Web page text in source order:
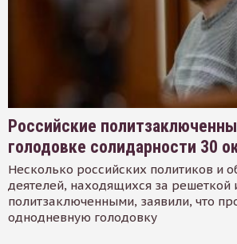
Российские
голодовке солидарности 30
Несколько российских политиков и
деятелей, находящихся за решеткой
политзаключенными, заявили, что
однодневную голодовку